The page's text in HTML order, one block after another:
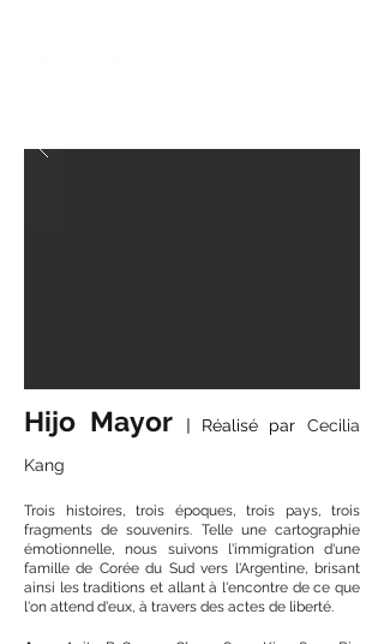
Hijo Mayor Réalisé par Cecilia
Kang
Trois histoires, trois époques, trois pays, trois
fragments de souvenirs. Telle une cartographie
émotionnelle, nous suivons l'immigration d'une
famille de Corée du Sud vers l'Argentine, brisant
ainsi les traditions et allant à l'encontre de ce que
l'on attend d'eux, à travers des actes de liberté.